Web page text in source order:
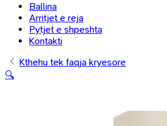
Ballina
Arritjet e reja
Pytjet e shpeshta
Kontakti
Kthehu tek faqja kryesore
🔍